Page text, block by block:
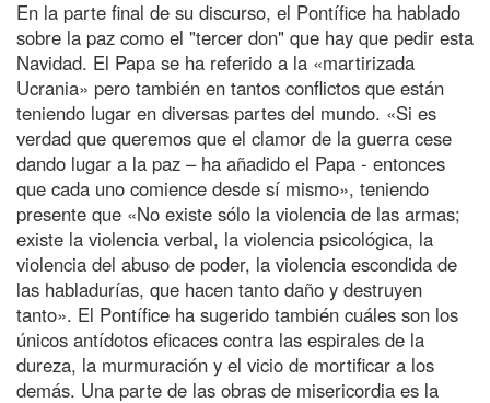
En la parte final de su discurso, el Pontífice ha hablado
sobre la paz como el "tercer don" que hay que pedir esta
Navidad. El Papa se ha referido a la «martirizada
Ucrania» pero también en tantos conflictos que están
teniendo lugar en diversas partes del mundo. «Si es
verdad que queremos que el clamor de la guerra cese
dando lugar a la paz – ha añadido el Papa - entonces
que cada uno comience desde sí mismo», teniendo
presente que «No existe sólo la violencia de las armas;
existe la violencia verbal, la violencia psicológica, la
violencia del abuso de poder, la violencia escondida de
las habladurías, que hacen tanto daño y destruyen
tanto». El Pontífice ha sugerido también cuáles son los
únicos antídotos eficaces contra las espirales de la
dureza, la murmuración y el vicio de mortificar a los
demás. Una parte de las obras de misericordia es la